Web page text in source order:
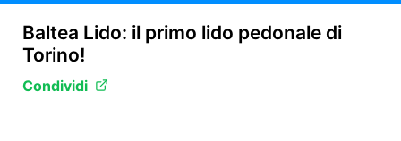
Baltea Lido: il primo lido pedonale di
Torino!
Condividi